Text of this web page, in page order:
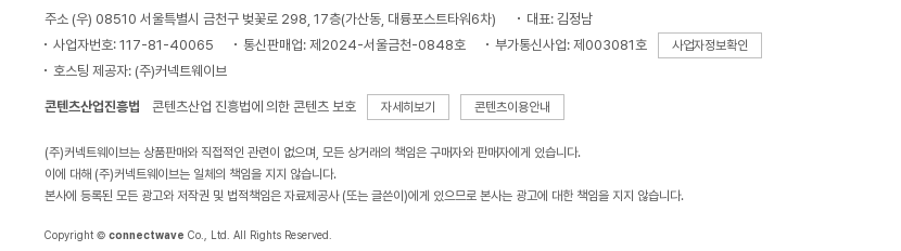
주소 (우) 08510 서울특별시 금천구 벚꽃로 298, 17층(가산동, 대륭포스트타워6차)
대표: 김정남
사업자번호: 117-81-40065
통신판매업: 제2024-서울금천-0848호 부가통신사업: 제003081호 사업자정보확인
호스팅 제공자: (주)커넥트웨이브
콘텐츠산업진흥법 콘텐츠산업 진흥법에 의한 콘텐츠 보호 자세히보기 콘텐츠이용안내
(주)커넥트웨이브는 상품판매와 직접적인 관련이 없으며, 모든 상거래의 책임은 구매자와 판매자에게 있습니다.
이에 대해 (주)커넥트웨이브는 일체의 책임을 지지 않습니다.
본사에 등록된 모든 광고와 저작권 및 법적책임은 자료제공사 (또는 글쓴이)에게 있으므로 본사는 광고에 대한 책임을 지지 않습니다.
Copyright © connectwave Co., Ltd. All Rights Reserved.